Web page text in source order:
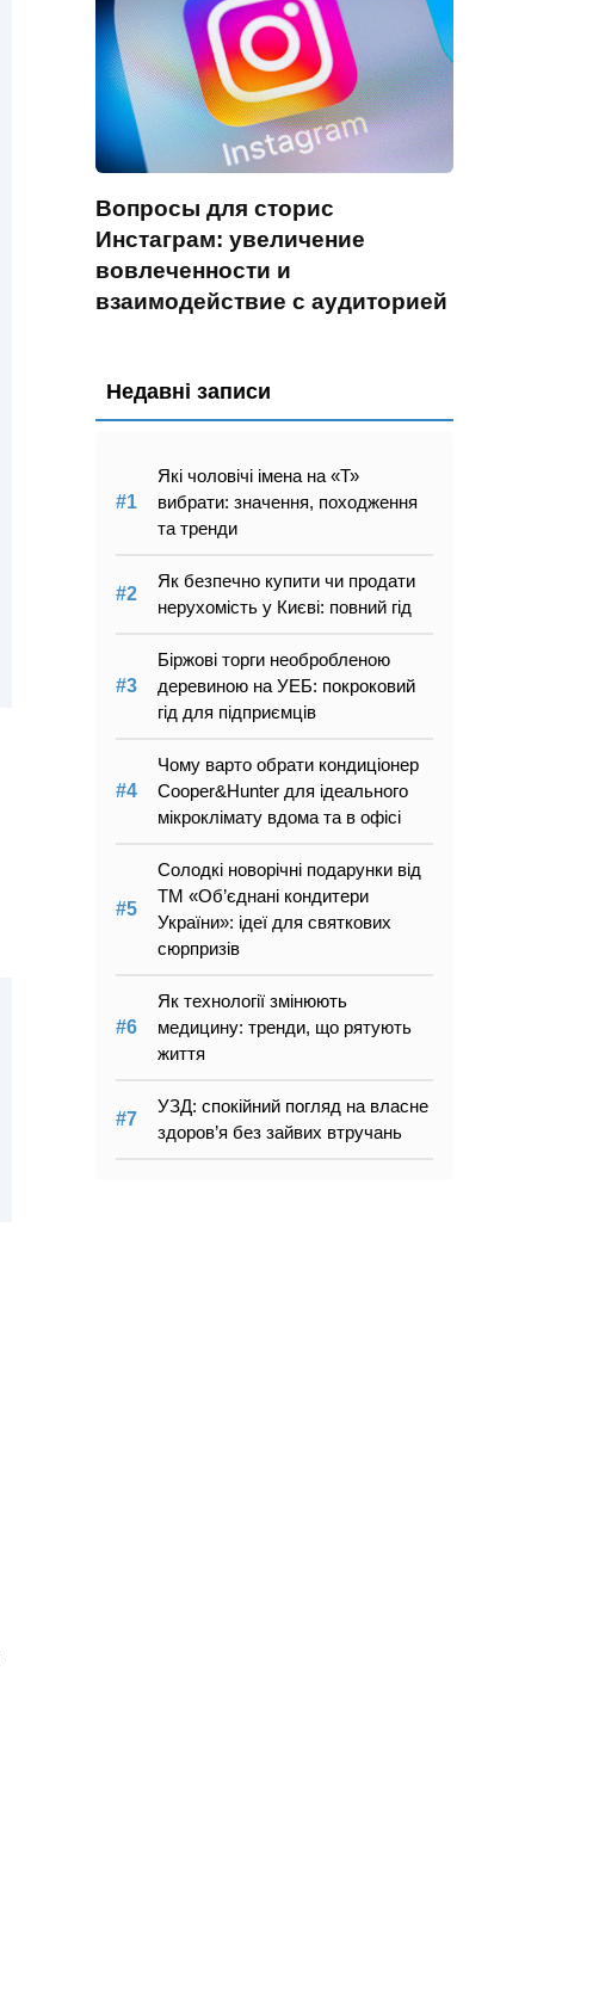
Вопросы для сторис
Инстаграм: увеличение
вовлеченности и
взаимодействие с аудиторией
Недавні записи
Які чоловічі імена на «Т»
вибрати: значення, походження
та тренди
Як безпечно купити чи продати
нерухомість у Києві: повний гід
Біржові торги необробленою
деревиною на УЕБ: покроковий
гід для підприємців
Чому варто обрати кондиціонер
Cooper&Hunter для ідеального
мікроклімату вдома та в офісі
Солодкі новорічні подарунки від
ТМ «Об’єднані кондитери
України»: ідеї для святкових
сюрпризів
Як технології змінюють
медицину: тренди, що рятують
життя
УЗД: спокійний погляд на власне
здоров’я без зайвих втручань